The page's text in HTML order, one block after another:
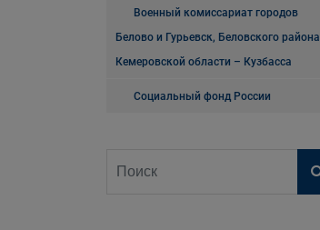
Военный комиссариат городов
Белово и Гурьевск, Беловского района
Кемеровской области – Кузбасса
Социальный фонд России